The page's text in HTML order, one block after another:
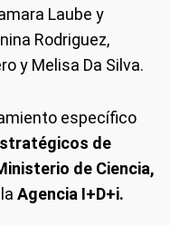
Laube y
Rodriguez,
y Melisa Da Silva.
específico
de
de Ciencia,
Agencia I+D+i.